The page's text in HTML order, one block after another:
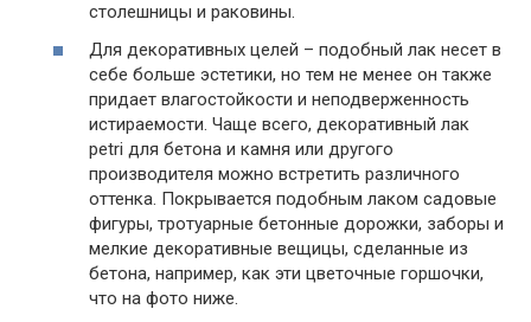
столешницы и раковины.
Для декоративных целей – подобный лак несет в
себе больше эстетики, но тем не менее он также
придает влагостойкости и неподверженность
истираемости. Чаще всего, декоративный лак
petri для бетона и камня или другого
производителя можно встретить различного
оттенка. Покрывается подобным лаком садовые
фигуры, тротуарные бетонные дорожки, заборы и
мелкие декоративные вещицы, сделанные из
бетона, например, как эти цветочные горшочки,
что на фото ниже.